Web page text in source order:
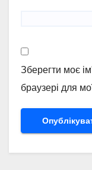
Зберегти моє
браузері для